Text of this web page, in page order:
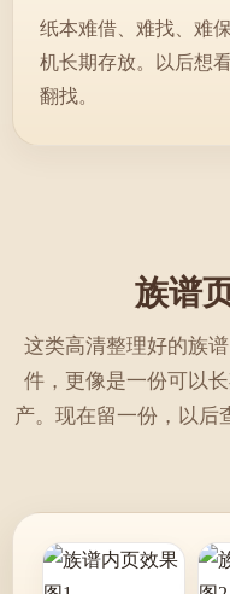
纸本难借、难找、难
机长期存放。以后想
翻找。
族谱
这类高清整理好的族
件，更像是一份可以
产。现在留一份，以后